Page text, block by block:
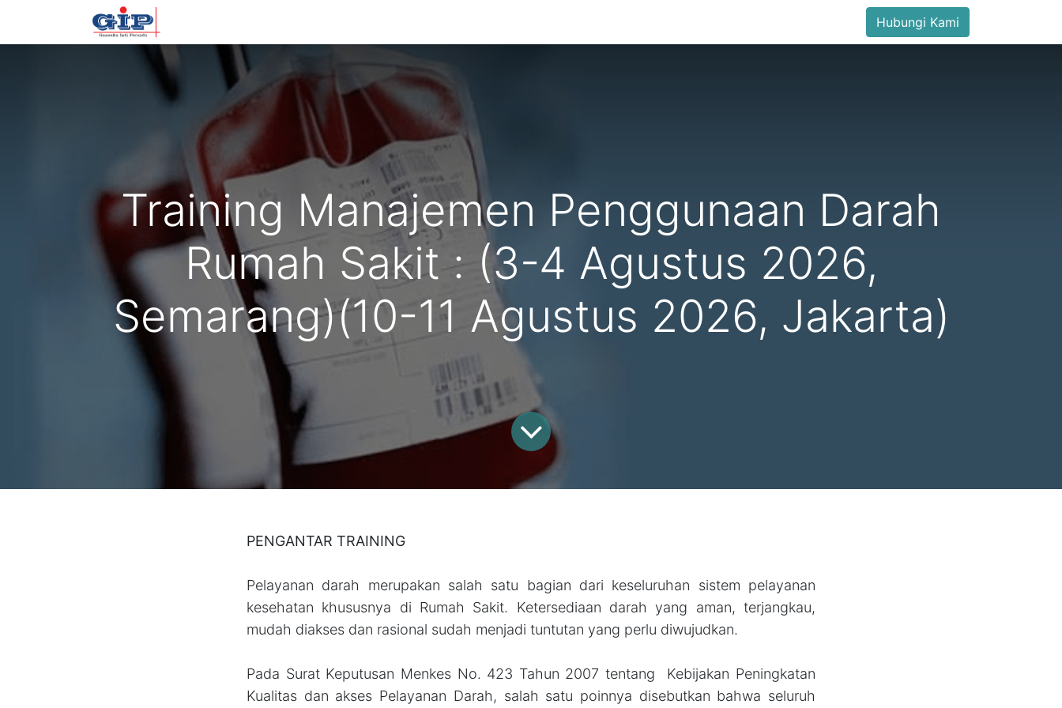
Hubungi Kami
Training Manajemen Penggunaan Darah
Rumah Sakit : (3-4 Agustus 2026,
Semarang)(10-11 Agustus 2026, Jakarta)
PENGANTAR TRAINING
Pelayanan darah merupakan salah satu bagian dari keseluruhan sistem pelayanan
kesehatan khususnya di Rumah Sakit. Ketersediaan darah yang aman, terjangkau,
mudah diakses dan rasional sudah menjadi tuntutan yang perlu diwujudkan.
Pada Surat Keputusan Menkes No. 423 Tahun 2007 tentang Kebijakan Peningkatan
Kualitas dan akses Pelayanan Darah, salah satu poinnya disebutkan bahwa seluruh